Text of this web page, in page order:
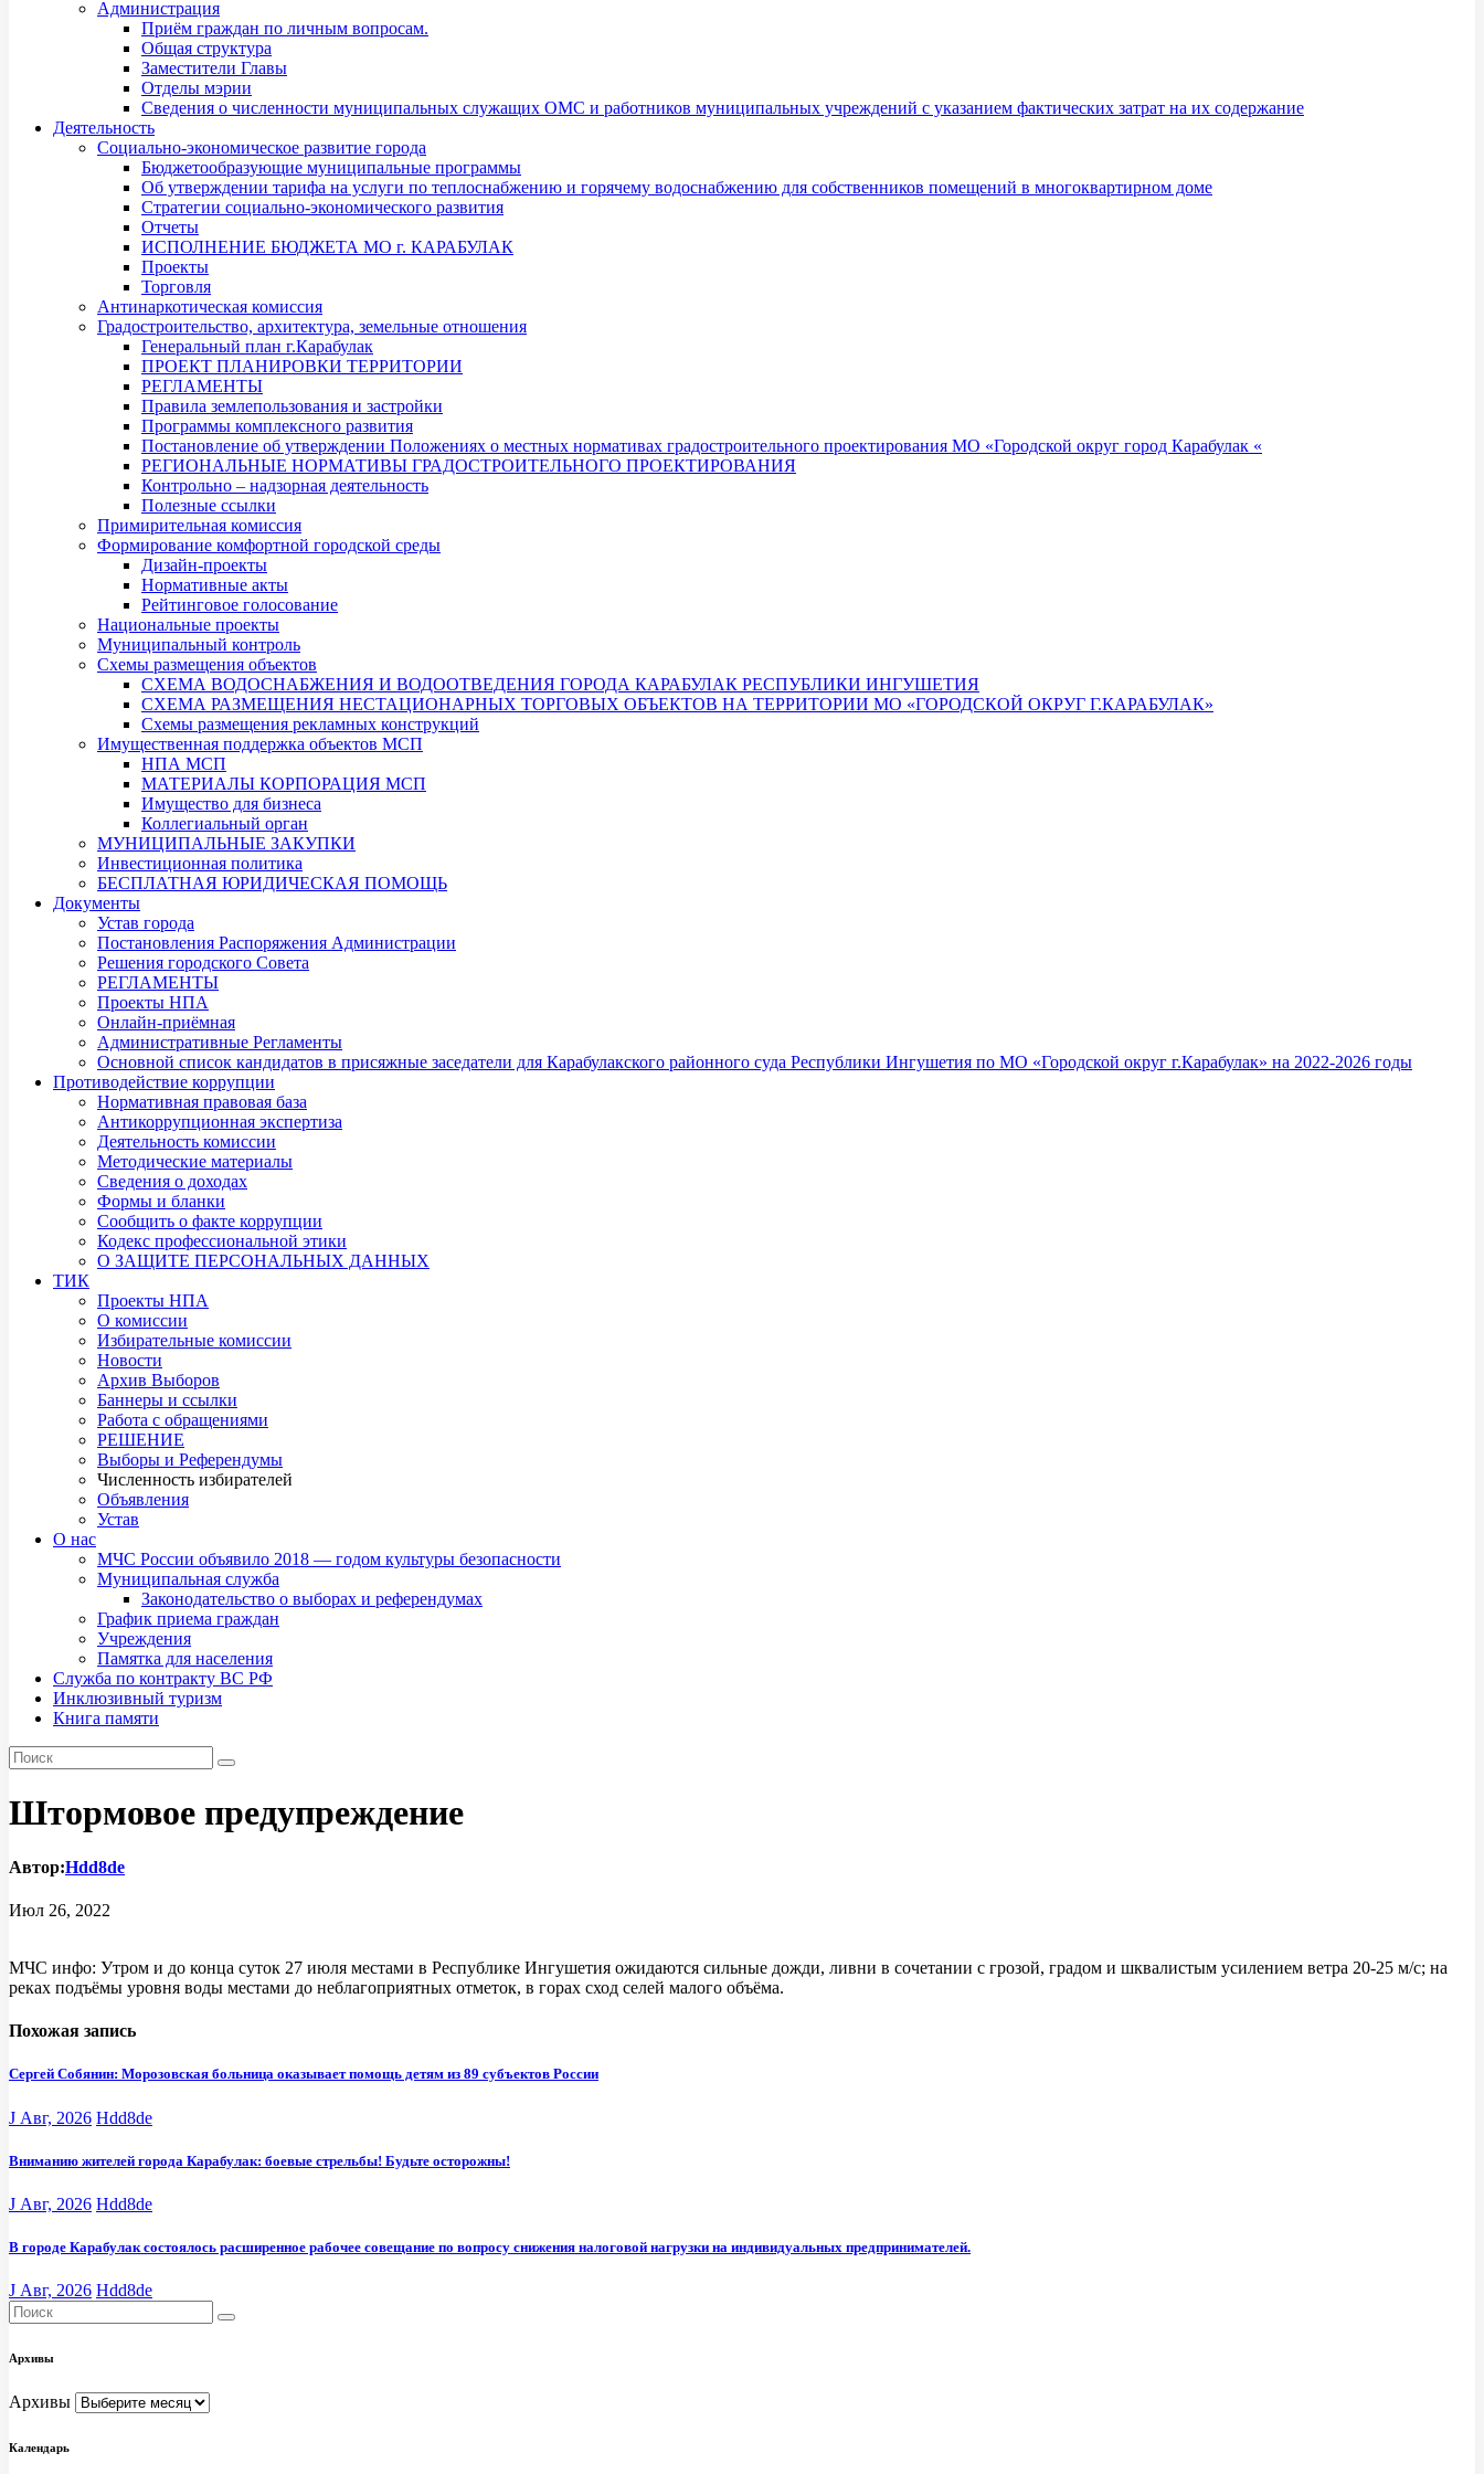
Администрация
Приём граждан по личным вопросам.
Общая структура
Заместители Главы
Отделы мэрии
Сведения о численности муниципальных служащих ОМС и работников муниципальных учреждений с указанием фактических затрат на их содержание
Деятельность
Социально-экономическое развитие города
Бюджетообразующие муниципальные программы
Об утверждении тарифа на услуги по теплоснабжению и горячему водоснабжению для собственников помещений в многоквартирном доме
Стратегии социально-экономического развития
Отчеты
ИСПОЛНЕНИЕ БЮДЖЕТА МО г. КАРАБУЛАК
Проекты
Торговля
Антинаркотическая комиссия
Градостроительство, архитектура, земельные отношения
Генеральный план г.Карабулак
ПРОЕКТ ПЛАНИРОВКИ ТЕРРИТОРИИ
РЕГЛАМЕНТЫ
Правила землепользования и застройки
Программы комплексного развития
Постановление об утверждении Положениях о местных нормативах градостроительного проектирования МО «Городской округ город Карабулак «
РЕГИОНАЛЬНЫЕ НОРМАТИВЫ ГРАДОСТРОИТЕЛЬНОГО ПРОЕКТИРОВАНИЯ
Контрольно – надзорная деятельность
Полезные ссылки
Примирительная комиссия
Формирование комфортной городской среды
Дизайн-проекты
Нормативные акты
Рейтинговое голосование
Национальные проекты
Муниципальный контроль
Схемы размещения объектов
СХЕМА ВОДОСНАБЖЕНИЯ И ВОДООТВЕДЕНИЯ ГОРОДА КАРАБУЛАК РЕСПУБЛИКИ ИНГУШЕТИЯ
СХЕМА РАЗМЕЩЕНИЯ НЕСТАЦИОНАРНЫХ ТОРГОВЫХ ОБЪЕКТОВ НА ТЕРРИТОРИИ МО «ГОРОДСКОЙ ОКРУГ Г.КАРАБУЛАК»
Схемы размещения рекламных конструкций
Имущественная поддержка объектов МСП
НПА МСП
МАТЕРИАЛЫ КОРПОРАЦИЯ МСП
Имущество для бизнеса
Коллегиальный орган
МУНИЦИПАЛЬНЫЕ ЗАКУПКИ
Инвестиционная политика
БЕСПЛАТНАЯ ЮРИДИЧЕСКАЯ ПОМОЩЬ
Документы
Устав города
Постановления Распоряжения Администрации
Решения городского Совета
РЕГЛАМЕНТЫ
Проекты НПА
Онлайн-приёмная
Административные Регламенты
Основной список кандидатов в присяжные заседатели для Карабулакского районного суда Республики Ингушетия по МО «Городской округ г.Карабулак» на 2022-2026 годы
Противодействие коррупции
Нормативная правовая база
Антикоррупционная экспертиза
Деятельность комиссии
Методические материалы
Сведения о доходах
Формы и бланки
Сообщить о факте коррупции
Кодекс профессиональной этики
О ЗАЩИТЕ ПЕРСОНАЛЬНЫХ ДАННЫХ
ТИК
Проекты НПА
О комиссии
Избирательные комиссии
Новости
Архив Выборов
Баннеры и ссылки
Работа с обращениями
РЕШЕНИЕ
Выборы и Референдумы
Численность избирателей
Объявления
Устав
О нас
МЧС России объявило 2018 — годом культуры безопасности
Муниципальная служба
Законодательство о выборах и референдумах
График приема граждан
Учреждения
Памятка для населения
Служба по контракту ВС РФ
Инклюзивный туризм
Книга памяти
Штормовое предупреждение
Автор:Hdd8de
Июл 26, 2022
МЧС инфо: Утром и до конца суток 27 июля местами в Республике Ингушетия ожидаются сильные дожди, ливни в сочетании с грозой, градом и шквалистым усилением ветра 20-25 м/с; на
реках подъëмы уровня воды местами до неблагоприятных отметок, в горах сход селей малого объëма.
Похожая запись
Сергей Собянин: Морозовская больница оказывает помощь детям из 89 субъектов России
J Авг, 2026 Hdd8de
Вниманию жителей города Карабулак: боевые стрельбы! Будьте осторожны!
J Авг, 2026 Hdd8de
В городе Карабулак состоялось расширенное рабочее совещание по вопросу снижения налоговой нагрузки на индивидуальных предпринимателей.
J Авг, 2026 Hdd8de
Архивы
Архивы
Календарь